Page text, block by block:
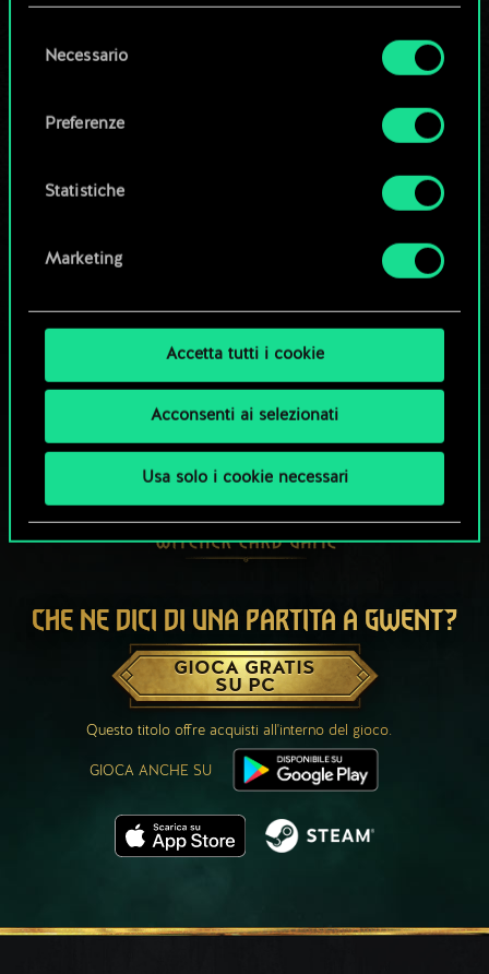
Tutti i dettagli su come utilizziamo i cookie e su
disponibili nel menu "Impostazioni" qui sotto.
delNecessario
Preferenze
Statistiche
Marketing
Accetta tutti i cookie
Acconsenti ai selezionati
Usa solo i cookie necessari
Esplora i mazzi della community
CHE NE DICI DI UNA PARTITA A GWENT?
GIOCA GRATIS
SU PC
Questo titolo offre acquisti all'interno del gioco.
GIOCA ANCHE SU